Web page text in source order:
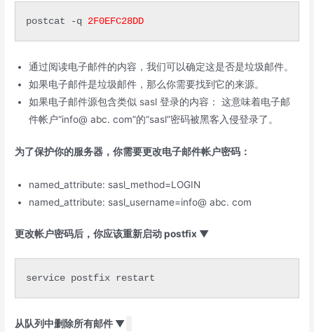
postcat -q 2F0EFC28DD
通过阅读电子邮件的内容，我们可以确定这是否是垃圾邮件。
如果电子邮件是垃圾邮件，那么你需要找到它的来源。
如果电子邮件源包含类似 sasl 登录的内容： 这意味着电子邮
件帐户“info@ abc. com”的“sasl”密码被黑客入侵登录了。
为了保护你的服务器，你需要更改电子邮件帐户密码：
named_attribute: sasl_method=LOGIN
named_attribute: sasl_username=info@ abc. com
更改帐户密码后，你应该重新启动 postfix ▼
service postfix restart
从队列中删除所有邮件 ▼